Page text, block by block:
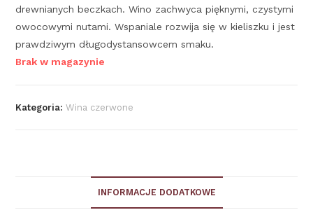
drewnianych beczkach. Wino zachwyca pięknymi, czystymi
owocowymi nutami. Wspaniale rozwija się w kieliszku i jest
prawdziwym długodystansowcem smaku.
Brak w magazynie
Kategoria:Wina czerwone
INFORMACJE DODATKOWE